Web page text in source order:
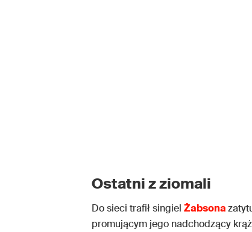
Ostatni z ziomali
Do sieci trafił singiel Żabsona
promującym jego nadchodzący